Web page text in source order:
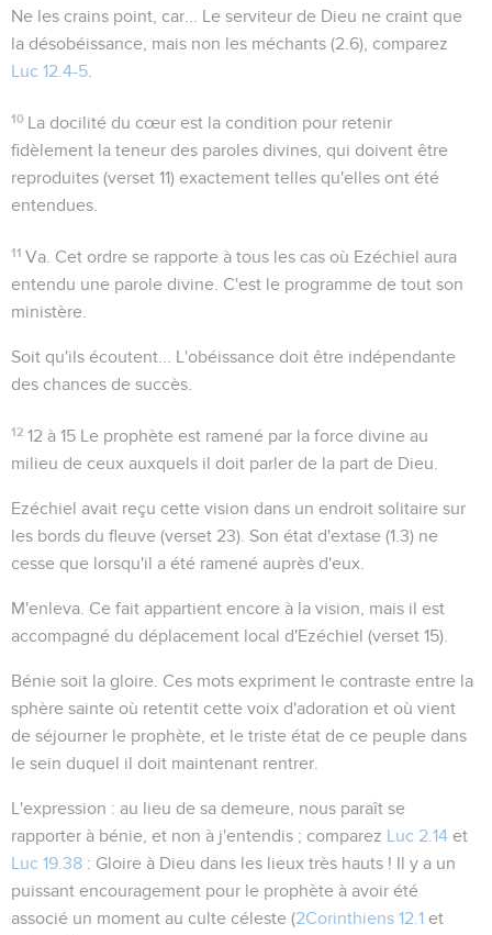
Ne les crains point, car...
Le serviteur de Dieu ne craint que
la désobéissance, mais non les méchants (2.6), comparez
Luc 12.4-5
10 La docilité du cœur est la condition pour retenir
fidèlement la teneur des paroles divines, qui doivent être
reproduites (verset 11) exactement telles qu'elles ont été
entendues.
11 Va . Cet ordre se rapporte à tous les cas où Ezéchiel aura
entendu une parole divine. C'est le programme de tout son
ministère.
Soit qu'ils écoutent...
L'obéissance doit être indépendante
des chances de succès.
12 12 à 15 Le prophète est ramené par la force divine au
milieu de ceux auxquels il doit parler de la part de Dieu.
Ezéchiel avait reçu cette vision dans un endroit solitaire sur
les bords du fleuve (verset 23). Son état d'extase (1.3) ne
cesse que lorsqu'il a été ramené auprès d'eux.
M'enleva . Ce fait appartient encore à la vision, mais il est
accompagné du déplacement local d'Ezéchiel (verset 15).
Bénie soit la gloire . Ces mots expriment le contraste entre la
sphère sainte où retentit cette voix d'adoration et où vient
de séjourner le prophète, et le triste état de ce peuple dans
le sein duquel il doit maintenant rentrer.
L'expression : au lieu de sa demeure , nous paraît se
rapporter à bénie , et non à j'entendis ; comparez Luc 2.14 et
Luc 19.38 : Gloire à Dieu dans les lieux très hauts ! Il y a un
puissant encouragement pour le prophète à avoir été
associé un moment au culte céleste (2Corinthiens 12.1 et